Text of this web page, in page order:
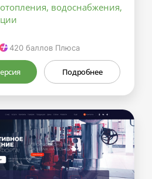
водоснабжения,
420 баллов Плюса
Подробнее